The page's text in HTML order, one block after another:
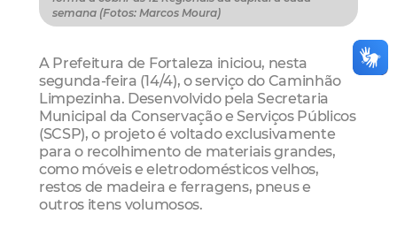
semana (Fotos: Marcos Moura)
A Prefeitura de Fortaleza iniciou, nesta
segunda-feira (14/4), o serviço do Caminhão
Limpezinha. Desenvolvido pela Secretaria
Municipal da Conservação e Serviços Públicos
(SCSP), o projeto é voltado exclusivamente
para o recolhimento de materiais grandes,
como móveis e eletrodomésticos velhos,
restos de madeira e ferragens, pneus e
outros itens volumosos.